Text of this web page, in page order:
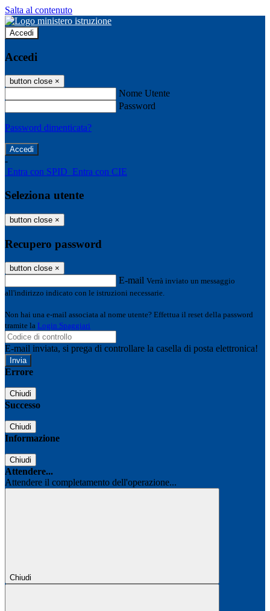
Salta al contenuto
Accedi
Accedi
button close ×
Nome Utente
Password
Password dimenticata?
-
Entra con SPID Entra con CIE
Seleziona utente
button close ×
Recupero password
button close ×
E-mail Verrà inviato un messaggio
all'indirizzo indicato con le istruzioni necessarie.
Non hai una e-mail associata al nome utente? Effettua il reset della password
tramite la Login Spaggiari
E-mail inviata, si prega di controllare la casella di posta elettronica!
Errore
Chiudi
Successo
Chiudi
Informazione
Chiudi
Attendere...
Attendere il completamento dell'operazione...
Chiudi